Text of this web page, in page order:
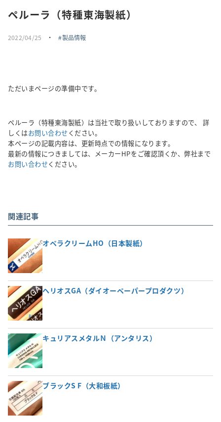
ペルーラ（特種東海製紙）
2022/04/25 ・ 製品情報
ただいまページの準備中です。
ペルーラ（特種東海製紙）は当社で取り扱いしておりますので、 詳
しくはお問い合わせ ください。
本ページの記載内容は、更新時点での情報になります。
最新の情報につきましては、メーカーHPをご確認頂くか、弊社まで
お問い合わせください。
関連記事
オペラクリームHO（日本製紙）
ヘリオスGA（ダイオーペーパープロダクツ）
キュリアスメタルＮ（アンタリス）
ブラックS F（大和板紙）